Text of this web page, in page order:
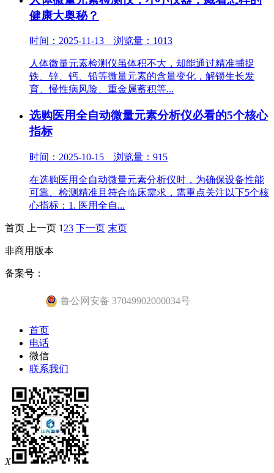
健康大奥秘？
时间：2025-11-13 浏览量：1013
人体微量元素检测仪虽体积不大，却能通过精准捕捉
铁、锌、钙、铅等微量元素的含量变化，解锁生长发
育、慢性病风险、重金属蓄积等...
选购医用全自动微量元素分析仪必看的5个核心
指标
时间：2025-10-15 浏览量：915
在选购医用全自动微量元素分析仪时，为确保设备性能
可靠、检测精准且符合临床需求，需重点关注以下5个核
心指标：1. 医用全自...
首页 上一页 1 23 下一页 末页
非商用版本
备案号：
鲁公网安备 37049902000034号
首页
电话
微信
联系我们
X